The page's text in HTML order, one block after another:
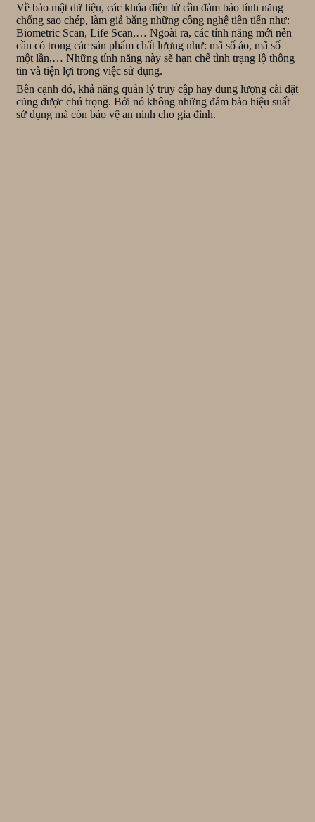
Về bảo mật dữ liệu, các khóa điện tử cần đảm bảo tính năng
chống sao chép, làm giả bằng những công nghệ tiên tiến như:
Biometric Scan, Life Scan,… Ngoài ra, các tính năng mới nên
cần có trong các sản phẩm chất lượng như: mã số ảo, mã số
một lần,… Những tính năng này sẽ hạn chế tình trạng lộ thông
tin và tiện lợi trong việc sử dụng.
Bên cạnh đó, khả năng quản lý truy cập hay dung lượng cài đặt
cũng được chú trọng. Bởi nó không những đảm bảo hiệu suất
sử dụng mà còn bảo vệ an ninh cho gia đình.